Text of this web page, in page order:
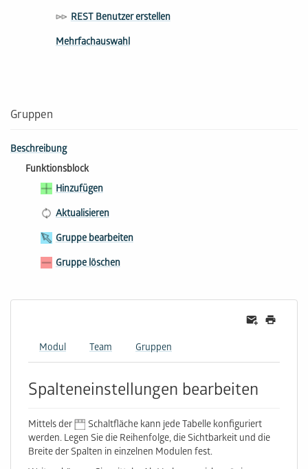
REST Benutzer erstellen
Mehrfachauswahl
Gruppen
Beschreibung
Funktionsblock
Hinzufügen
Aktualisieren
Gruppe bearbeiten
Gruppe löschen
Modul Team Gruppen
Spalteneinstellungen bearbeiten
Mittels der
Schaltfläche kann jede Tabelle konfiguriert
werden. Legen Sie die Reihenfolge, die Sichtbarkeit und die
Breite der Spalten in einzelnen Modulen fest.